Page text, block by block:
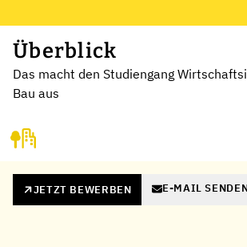
Überblick
Das macht den Studiengang
Bau aus
JETZT BEWERBEN E-MAIL